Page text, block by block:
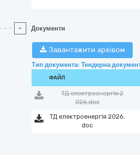
- Документи
Завантажити архівом
Тип документа: Тендерна
ФАЙЛ
ТД електроенергія 2
026.doc
ТД електроенергія 2026.
doc